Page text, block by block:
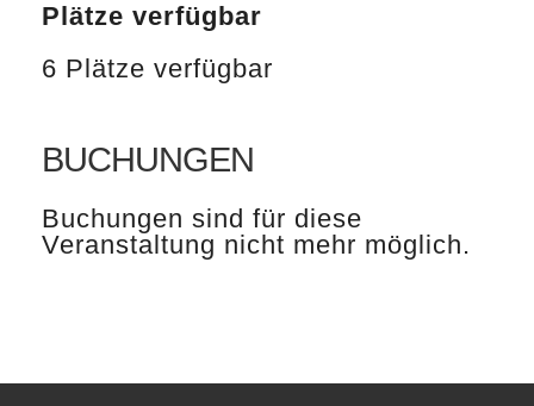
Plätze verfügbar
6 Plätze verfügbar
BUCHUNGEN
Buchungen sind für diese
Veranstaltung nicht mehr möglich.